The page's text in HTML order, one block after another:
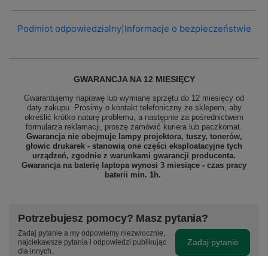
Podmiot odpowiedzialny| Informacje o bezpieczeństwie
GWARANCJA NA 12 MIESIĘCY
Gwarantujemy naprawę lub wymianę sprzętu do 12 miesięcy od
daty zakupu. Prosimy o kontakt telefoniczny ze sklepem, aby
określić krótko naturę problemu, a następnie za pośrednictwem
formularza reklamacji, proszę zamówić kuriera lub paczkomat.
Gwarancja nie obejmuje lampy projektora, tuszy, tonerów,
głowic drukarek - stanowią one części eksploatacyjne tych
urządzeń, zgodnie z warunkami gwarancji producenta.
Gwarancja na baterię laptopa wynosi 3 miesiące - czas pracy
baterii min. 1h.
Potrzebujesz pomocy? Masz pytania?
Zadaj pytanie a my odpowiemy niezwłocznie,
najciekawsze pytania i odpowiedzi publikując
dla innych.
Zadaj pytanie